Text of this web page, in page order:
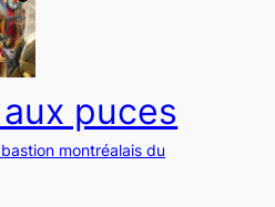
puces
montréalais du